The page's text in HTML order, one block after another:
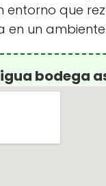
entorno que
en un
bodega